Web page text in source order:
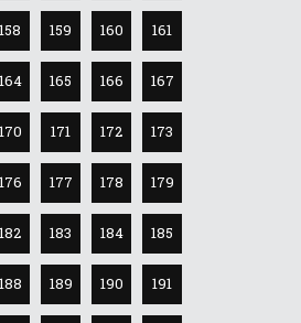
158 159 160 161
164 165 166 167
170 171 172 173
176 177 178 179
182 183 184 185
188 189 190 191